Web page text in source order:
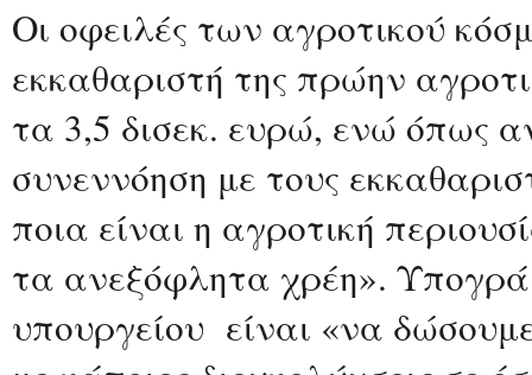
Οι οφειλές των αγροτικού
εκκαθαριστή της πρώην
τα 3,5 δισεκ. ευρώ, ενώ όπως
συνεννόηση με τους
ποια είναι η αγροτική
τα ανεξόφλητα χρέη».
υπουργείου είναι «να